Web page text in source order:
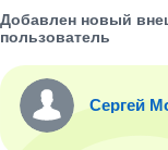
Добавлен новый
пользователь
Сергей